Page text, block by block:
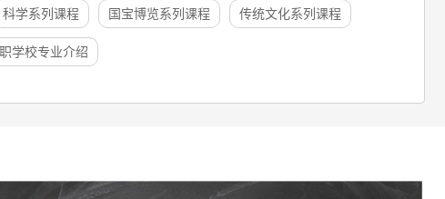
科学系列课程 国宝博览系列课程 传统文化系列课程
学校专业介绍